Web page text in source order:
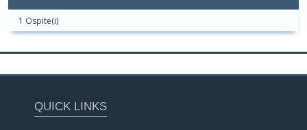
1 Ospite(i)
QUICK LINKS